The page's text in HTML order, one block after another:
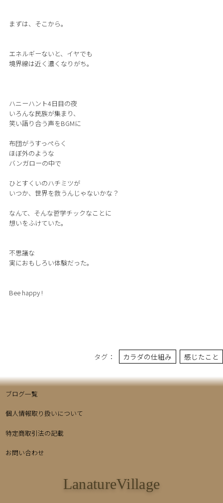
まずは、そこから。
エネルギーないと、イヤでも
境界線は近く濃くなりがち。
ハニーハント4日目の夜
いろんな民族が集まり、
笑い語り合う声をBGMに
布団がうすっぺらく
ほぼ外のような
バンガローの中で
ひとすくいのハチミツが
いつか、世界を救うんじゃないかな？
なんて、そんな哲学チックなことに
想いをふけていた。
不思議な
実におもしろい体験だった。
Bee happy !
タグ： カラダの仕組み 感じたこと
ブログ一覧
個人情報取り扱いについて
特定商取引法の記載
お問い合わせ
LanatureVillage